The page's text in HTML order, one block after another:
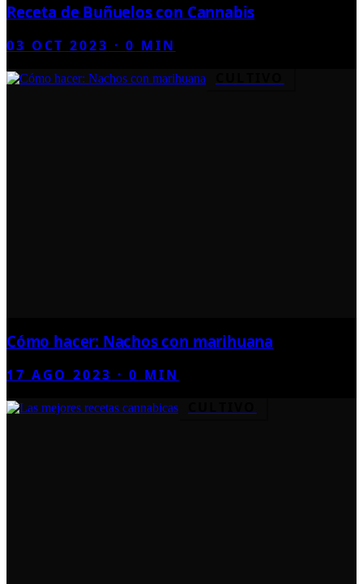
Receta de Buñuelos con Cannabis
03 OCT 2023 ·0 MIN
Cómo hacer: Nachos con marihuana
17 AGO 2023 ·0 MIN